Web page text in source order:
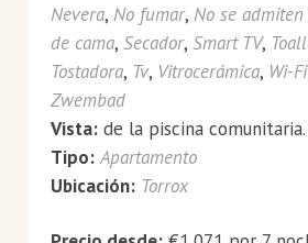
Nevera, No fumar, No se
de cama,Secador,Smart TV,
Tostadora, Tv, Vitrocerámica, Wi-
Zwembad
Vista: de la piscina comunitaria.
Tipo: Apartamento
Ubicación: Torrox